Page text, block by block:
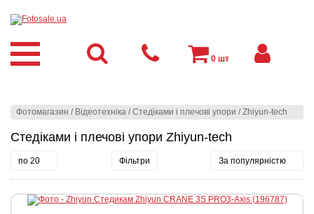
Фотомагазин / Відеотехніка /Стедіками і плечові упори /Zhiyun-tech
Стедіками і плечові упори Zhiyun-tech
по 20 Фільтри За популярністю
0 шт